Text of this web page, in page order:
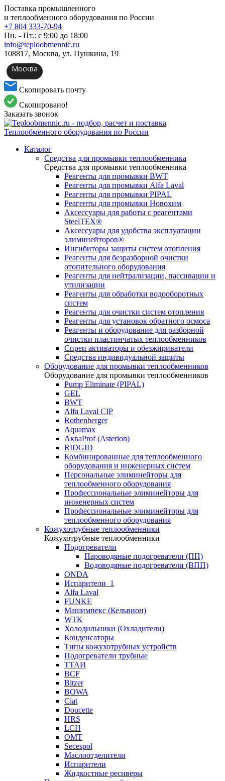
Поставка промышленного
и теплообменного оборудования по России
+7 804 333-70-94
Пн. - Пт.: с 9:00 до 18:00
info@teploobmennic.ru
108817, Москва, ул. Пушкина, 19
Москва
Скопировать почту
Скопировано!
Заказать звонок
Каталог
Средства для промывки теплообменника
Средства для промывки теплообменника
Реагенты для промывки BWT
Реагенты для промывки Alfa Laval
Реагенты для промывки PIPAL
Реагенты для промывки Новохим
Аксессуары для работы с реагентами
SteelTEX®
Аксессуары для удобства эксплуатации
элиминейторов®
Ингибиторы защиты систем отопления
Реагенты для безразборной очистки
отопительного оборудования
Реагенты для нейтрализации, пассивации и
утилизации
Реагенты для обработки водооборотных
систем
Реагенты для очистки систем отопления
Реагенты для установок обратного осмоса
Реагенты и оборудование для разборной
очистки пластинчатых теплообменников
Спреи активаторы и обезжириватели
Средства индивидуальной защиты
Оборудование для промывки теплообменников
Оборудование для промывки теплообменников
Pump Eliminate (PIPAL)
GEL
BWT
Alfa Laval CIP
Rothenberger
Aquamax
АкваProf (Asterion)
RIDGID
Комбинированные для теплообменного
оборудования и инженерных систем
Персональные элиминейторы для
теплообменного оборудования
Профессиональные элиминейторы для
инженерных систем
Профессиональные элиминейторы для
теплообменного оборудования
Кожухотрубные теплообменники
Кожухотрубные теплообменники
Подогреватели
Пароводяные подогреватели (ПП)
Водоводяные подогреватели (ВПП)
ONDA
Испарители_1
Alfa Laval
FUNKE
Машимпекс (Кельвион)
WTK
Холодильники (Охладители)
Конденсаторы
Типы кожухотрубных устройств
Подогреватели трубные
ТТАИ
BCF
Bitzer
BOWA
Ciat
Doucette
HRS
LCH
OMT
Secespol
Маслоотделители
Испарители
Жидкостные ресиверы